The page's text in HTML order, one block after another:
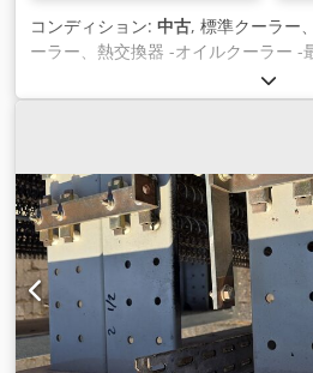
コンディション: 中古, 標準クーラー
ーラー、熱交換器 -オイルクーラー -
囲: 120 °C まで -扇風機なし -寸法図
Crsdecx T E Iopfx Aa Eef -重量：